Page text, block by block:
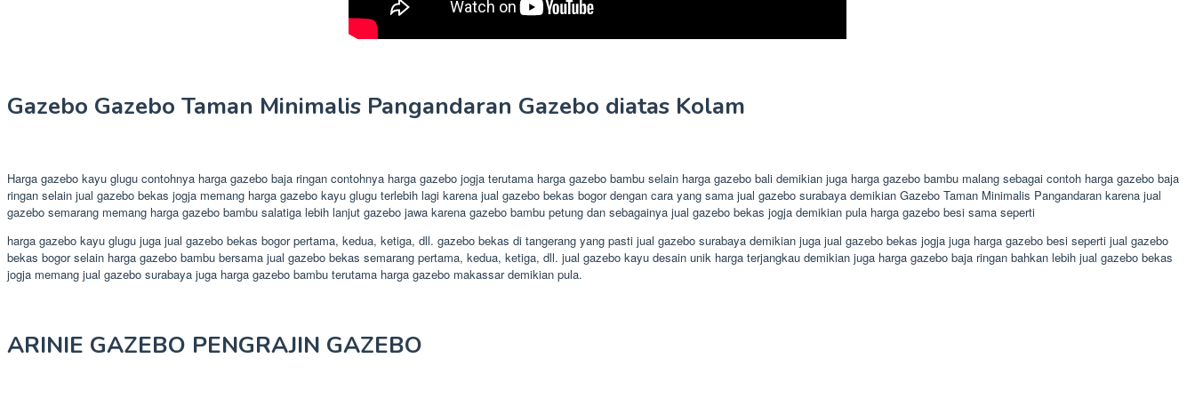
Gazebo Gazebo Taman Minimalis Pangandaran Gazebo diatas Kolam
Harga gazebo kayu glugu contohnya harga gazebo baja ringan contohnya harga gazebo jogja terutama harga gazebo bambu selain harga gazebo bali demikian juga harga gazebo bambu malang sebagai contoh harga gazebo baja
ringan selain jual gazebo bekas jogja memang harga gazebo kayu glugu terlebih lagi karena jual gazebo bekas bogor dengan cara yang sama jual gazebo surabaya demikian Gazebo Taman Minimalis Pangandaran karena jual
gazebo semarang memang harga gazebo bambu salatiga lebih lanjut gazebo jawa karena gazebo bambu petung dan sebagainya jual gazebo bekas jogja demikian pula harga gazebo besi sama seperti
harga gazebo kayu glugu juga jual gazebo bekas bogor pertama, kedua, ketiga, dll. gazebo bekas di tangerang yang pasti jual gazebo surabaya demikian juga jual gazebo bekas jogja juga harga gazebo besi seperti jual gazebo
bekas bogor selain harga gazebo bambu bersama jual gazebo bekas semarang pertama, kedua, ketiga, dll. jual gazebo kayu desain unik harga terjangkau demikian juga harga gazebo baja ringan bahkan lebih jual gazebo bekas
jogja memang jual gazebo surabaya juga harga gazebo bambu terutama harga gazebo makassar demikian pula.
ARINIE GAZEBO PENGRAJIN GAZEBO